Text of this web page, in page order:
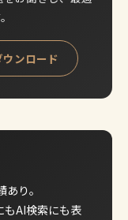
ンロード
り。
AI検索にも表